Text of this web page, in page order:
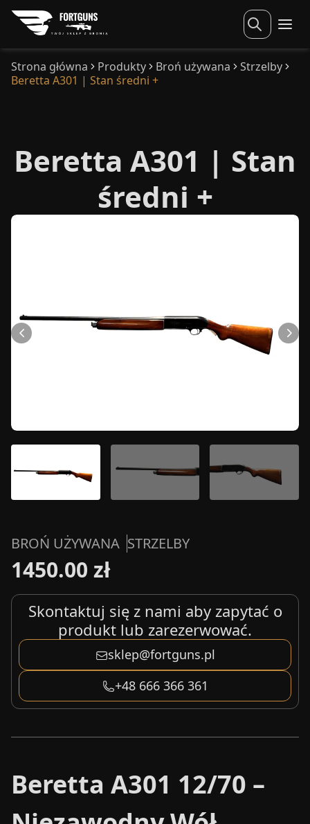
Strona główna Produkty Broń używana
Strzelby
Beretta A301 | Stan średni +
Beretta A301 | Stan
średni +
BROŃ UŻYWANA STRZELBY
1450.00 zł
Skontaktuj się z nami aby zapytać o
produkt lub zarezerwować.
sklep@fortguns.pl
+48 666 366 361
Beretta A301 12/70 –